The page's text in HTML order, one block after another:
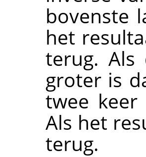
bovenste
het
terug. Als
groter is
twee keer
Als het
terug.